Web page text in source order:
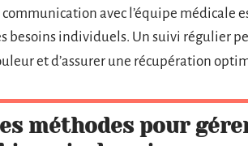
communication avec l’équipe
besoins individuels. Un suivi régulier
et d’assurer une récupération
méthodes pour